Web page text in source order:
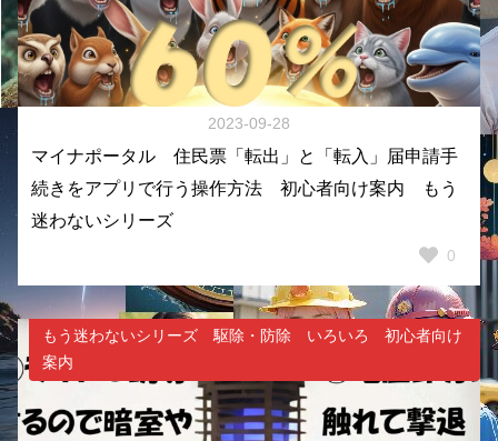
2023-09-28
マイナポータル 住民票「転出」と「転入」届申請手
続きをアプリで行う操作方法 初心者向け案内 もう
迷わないシリーズ
0
もう迷わないシリーズ 駆除・防除 いろいろ 初心者向け
案内